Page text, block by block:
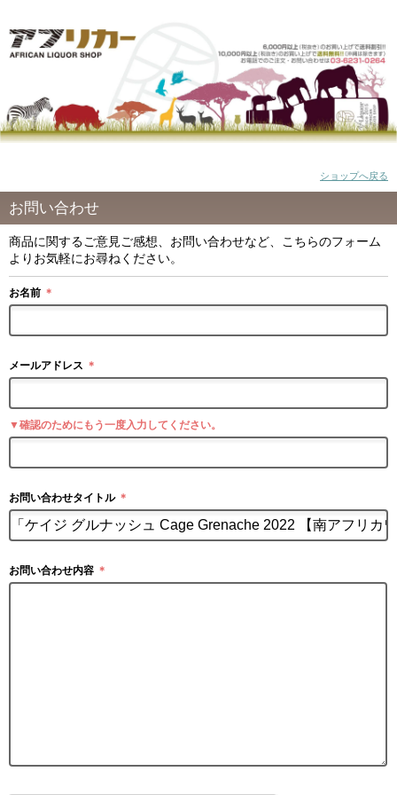
ショップへ戻る
お問い合わせ
商品に関するご意見ご感想、お問い合わせなど、こちらのフォーム
よりお気軽にお尋ねください。
お名前 ＊
メールアドレス ＊
▼確認のためにもう一度入力してください。
お問い合わせタイトル ＊
お問い合わせ内容 ＊